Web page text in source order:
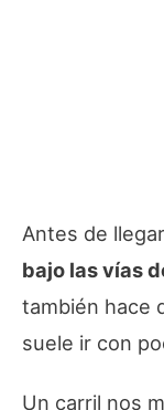
Antes de
bajo las vías
también hace
suele ir con
Un carril nos